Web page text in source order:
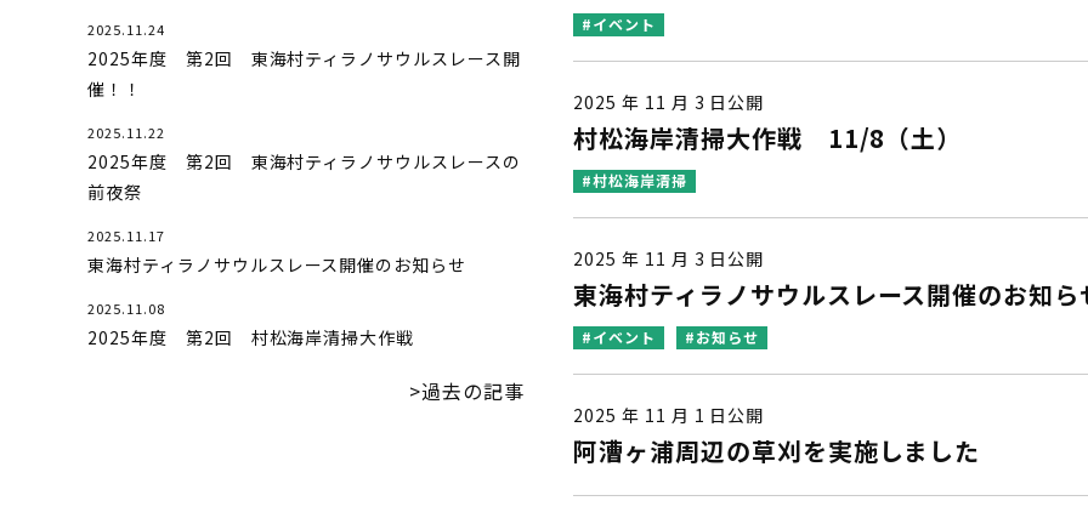
2025.11.24
2025年度 第2回 東海村ティラノサウルスレース開
催！！
2025.11.22
2025年度 第2回 東海村ティラノサウルスレースの
前夜祭
2025.11.17
東海村ティラノサウルスレース開催のお知らせ
2025.11.08
2025年度 第2回 村松海岸清掃大作戦
>過去の記事
#イベント
2025 年 11 月 3 日公開
村松海岸清掃大作戦 11/8（土）
#村松海岸清掃
2025 年 11 月 3 日公開
東海村ティラノサウルスレース開催のお知
#イベント #お知らせ
2025 年 11 月 1 日公開
阿漕ヶ浦周辺の草刈を実施しました